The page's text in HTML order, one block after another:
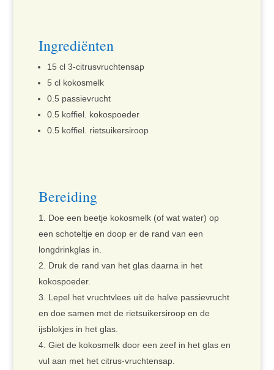
Ingrediënten
15 cl 3-citrusvruchtensap
5 cl kokosmelk
0.5 passievrucht
0.5 koffiel. kokospoeder
0.5 koffiel. rietsuikersiroop
Bereiding
Doe een beetje kokosmelk (of wat water) op
een schoteltje en doop er de rand van een
longdrinkglas in.
Druk de rand van het glas daarna in het
kokospoeder.
Lepel het vruchtvlees uit de halve passievrucht
en doe samen met de rietsuikersiroop en de
ijsblokjes in het glas.
Giet de kokosmelk door een zeef in het glas en
vul aan met het citrus-vruchtensap.